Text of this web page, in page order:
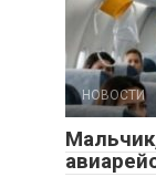
НОВОСТИ